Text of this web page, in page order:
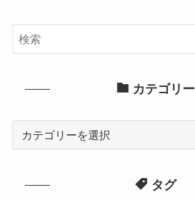
カテゴリー
タグ